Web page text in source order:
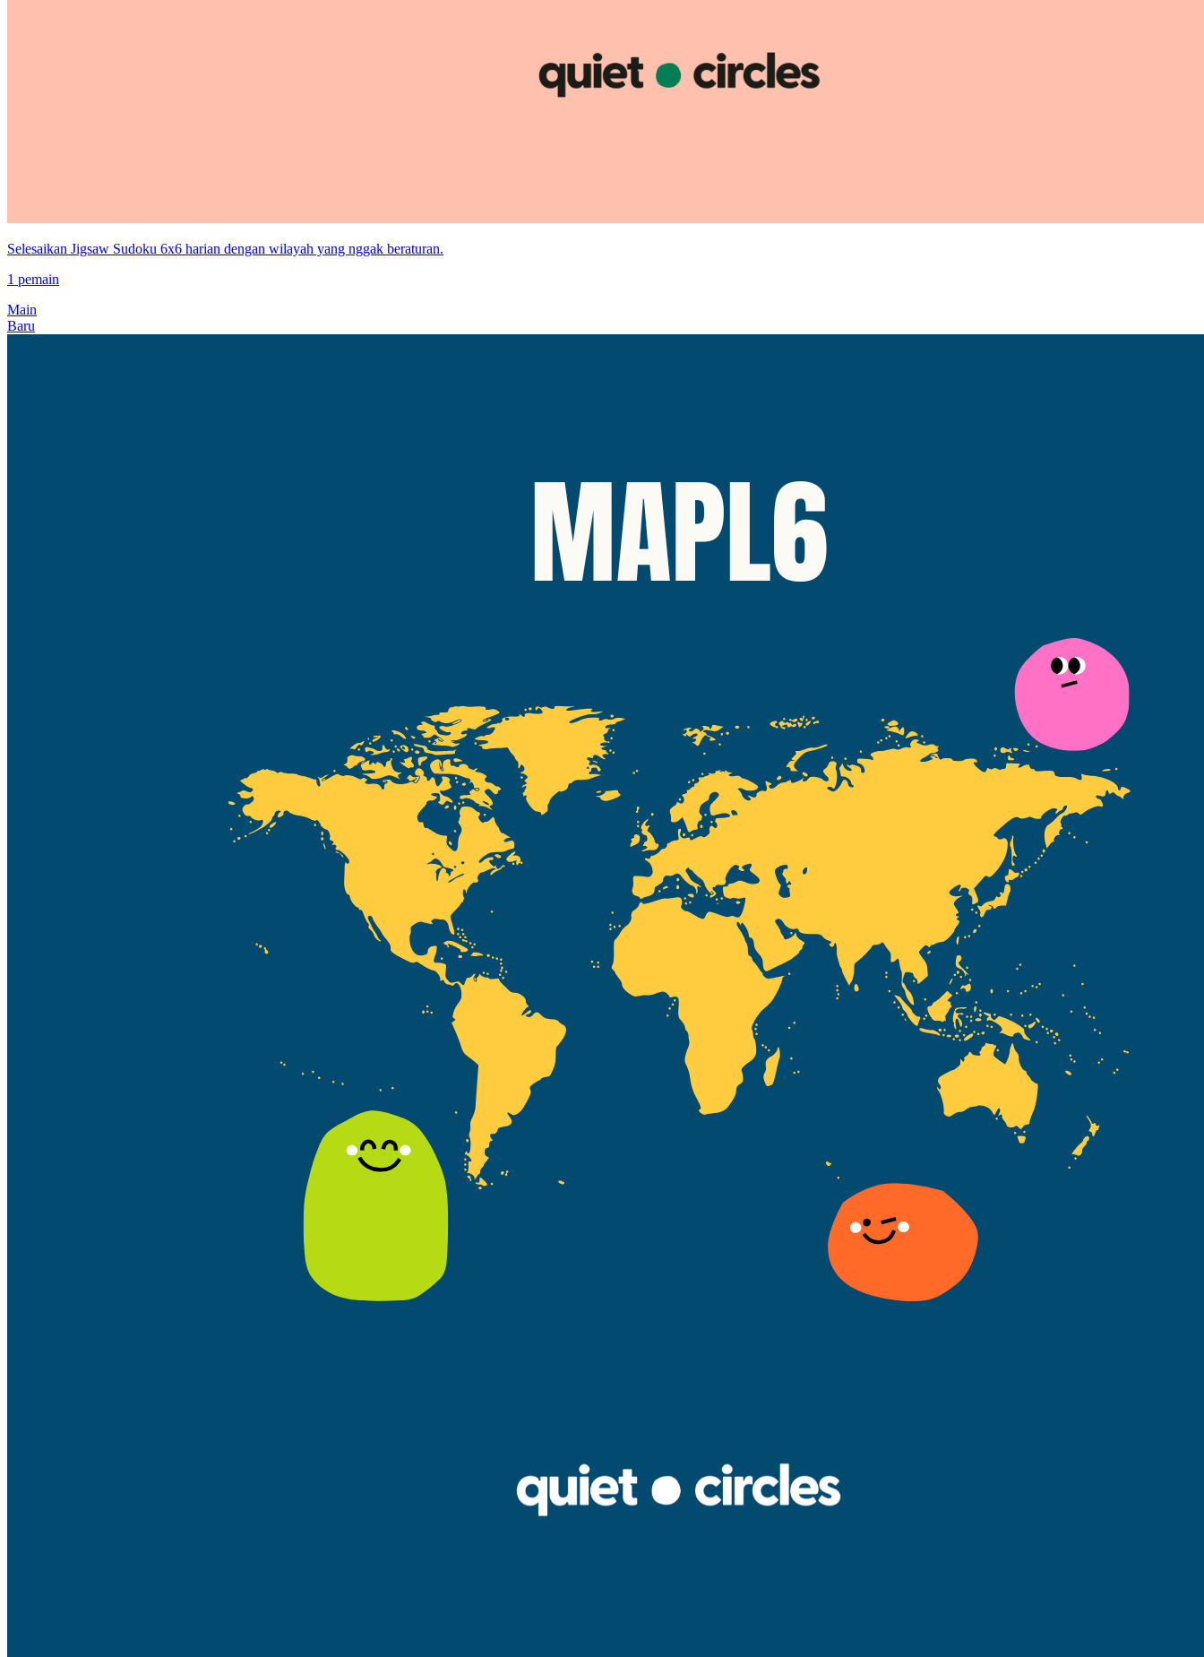
Selesaikan Jigsaw Sudoku 6x6 harian dengan wilayah yang nggak beraturan.
1 pemain
Main
Baru